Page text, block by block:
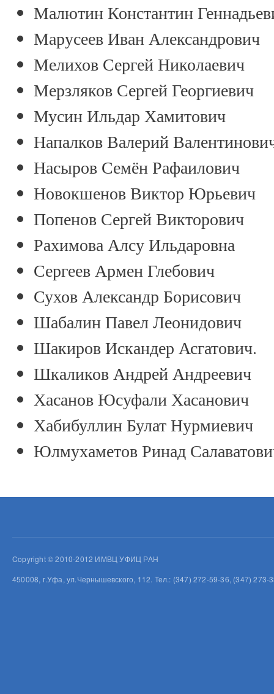
Малютин Константин
Марусеев Иван Александрович
Мелихов Сергей Николаевич
Мерзляков Сергей Георгиевич
Мусин Ильдар Хамитович
Напалков Валерий
Насыров Семён Рафаилович
Новокшенов Виктор Юрьевич
Попенов Сергей Викторович
Рахимова Алсу Ильдаровна
Сергеев Армен Глебович
Сухов Александр Борисович
Шабалин Павел Леонидович
Шакиров Искандер Асгатович.
Шкаликов Андрей Андреевич
Хасанов Юсуфали Хасанович
Хабибуллин Булат Нурмиевич
Юлмухаметов Ринад
Copyright © 2010-2012 ИМВЦ УФИЦ РАН
450008, г.Уфа, ул.Чернышевского, 112. Тел.: (347) 272-59-36, (347)